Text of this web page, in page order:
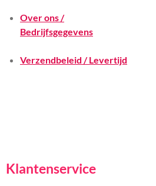
Over ons /
Bedrijfsgegevens
Verzendbeleid / Levertijd
Klantenservice